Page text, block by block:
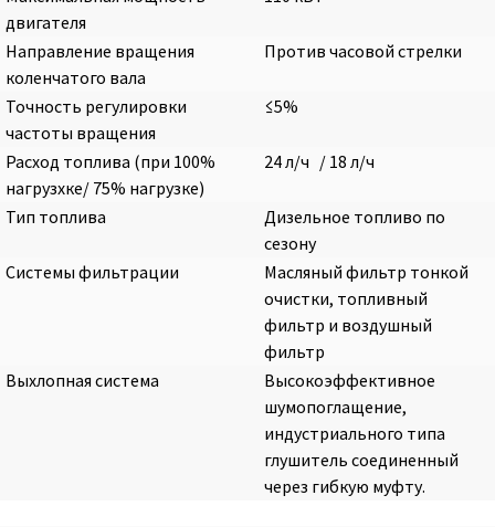
двигателя
Направление вращения
коленчатого вала
Против часовой стрелки
Точность регулировки
частоты вращения
≤5%
Расход топлива (при 100%
нагрузхке/ 75% нагрузке)
24 л/ч / 18 л/ч
Тип топлива
Дизельное топливо по
сезону
Системы фильтрации
Масляный фильтр тонкой
очистки, топливный
фильтр и воздушный
фильтр
Выхлопная система
Высокоэффективное
шумопоглащение,
индустриального типа
глушитель соединенный
через гибкую муфту.